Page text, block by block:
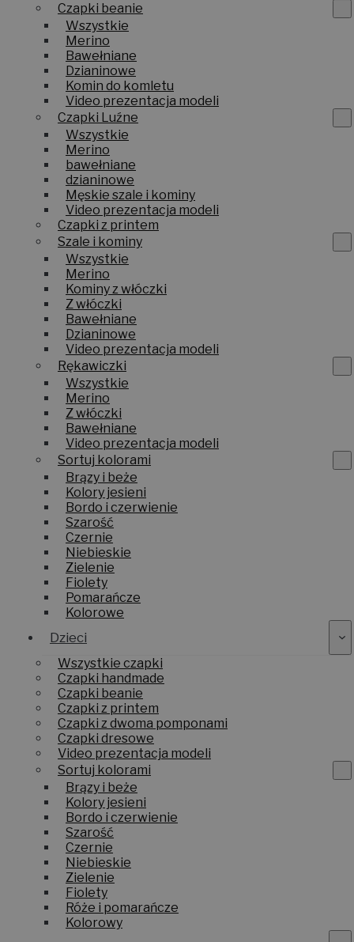
Czapki beanie
Wszystkie
Merino
Bawełniane
Dzianinowe
Komin do komletu
Video prezentacja modeli
Czapki Luźne
Wszystkie
Merino
bawełniane
dzianinowe
Męskie szale i kominy
Video prezentacja modeli
Czapki z printem
Szale i kominy
Wszystkie
Merino
Kominy z włóczki
Z włóczki
Bawełniane
Dzianinowe
Video prezentacja modeli
Rękawiczki
Wszystkie
Merino
Z włóczki
Bawełniane
Video prezentacja modeli
Sortuj kolorami
Brązy i beże
Kolory jesieni
Bordo i czerwienie
Szarość
Czernie
Niebieskie
Zielenie
Fiolety
Pomarańcze
Kolorowe
Dzieci
Wszystkie czapki
Czapki handmade
Czapki beanie
Czapki z printem
Czapki z dwoma pomponami
Czapki dresowe
Video prezentacja modeli
Sortuj kolorami
Brązy i beże
Kolory jesieni
Bordo i czerwienie
Szarość
Czernie
Niebieskie
Zielenie
Fiolety
Róże i pomarańcze
Kolorowy